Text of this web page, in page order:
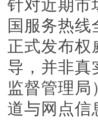
针对近期市
国服务热线
正式发布权
导，并非真
监督管理局
道与网点信